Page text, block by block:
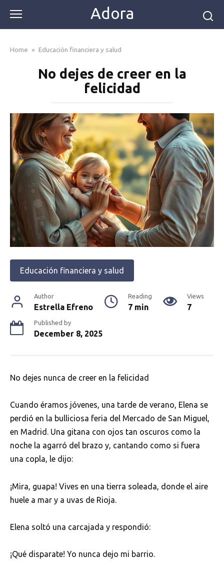
content
Adora
Home » Educación financiera y salud
No dejes de creer en la
felicidad
Educación financiera y salud
Author
Estrella Efreno
Reading
7 min
Views
7
Published by
December 8, 2025
No dejes nunca de creer en la felicidad
Cuando éramos jóvenes, una tarde de verano, Elena se
perdió en la bulliciosa feria del Mercado de San Miguel,
en Madrid. Una gitana con ojos tan oscuros como la
noche la agarró del brazo y, cantando como si fuera
una copla, le dijo:
¡Mira, guapa! Vives en una tierra soleada, donde el aire
huele a mar y a uvas de Rioja.
Elena soltó una carcajada y respondió:
¡Qué disparate! Yo nunca dejo mi barrio.